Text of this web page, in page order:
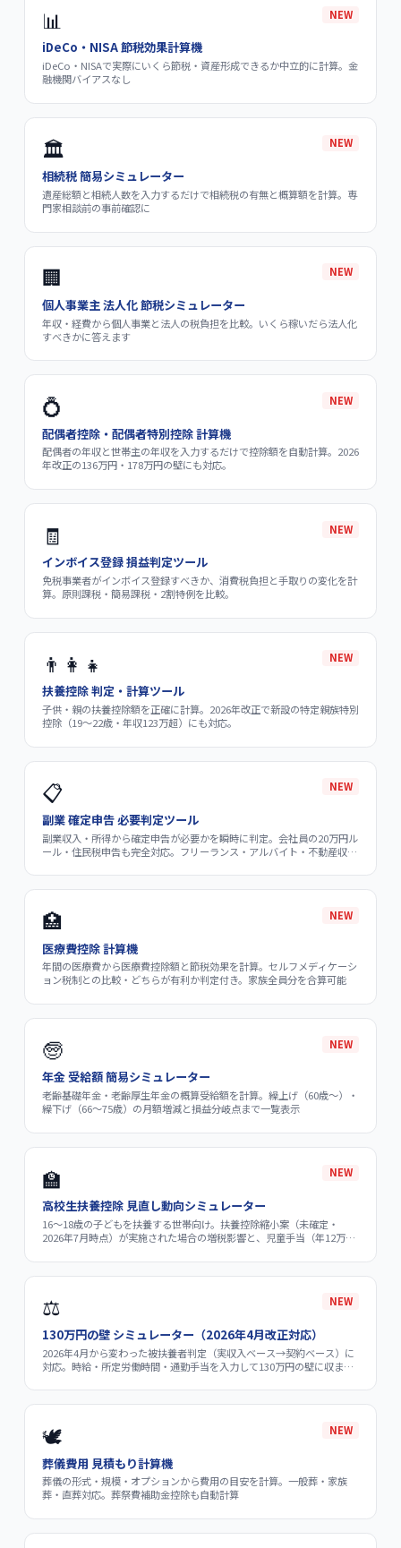
📊 NEW
iDeCo・NISA 節税効果計算機
iDeCo・NISAで実際にいくら節税・資産形成できるか中立的に計算。金
融機関バイアスなし
🏛️ NEW
相続税 簡易シミュレーター
遺産総額と相続人数を入力するだけで相続税の有無と概算額を計算。専
門家相談前の事前確認に
🏢 NEW
個人事業主 法人化 節税シミュレーター
年収・経費から個人事業と法人の税負担を比較。いくら稼いだら法人化
すべきかに答えます
💍 NEW
配偶者控除・配偶者特別控除 計算機
配偶者の年収と世帯主の年収を入力するだけで控除額を自動計算。2026
年改正の136万円・178万円の壁にも対応。
🧾 NEW
インボイス登録 損益判定ツール
免税事業者がインボイス登録すべきか、消費税負担と手取りの変化を計
算。原則課税・簡易課税・2割特例を比較。
👨‍👩‍👧 NEW
扶養控除 判定・計算ツール
子供・親の扶養控除額を正確に計算。2026年改正で新設の特定親族特別
控除（19〜22歳・年収123万超）にも対応。
📋 NEW
副業 確定申告 必要判定ツール
副業収入・所得から確定申告が必要かを瞬時に判定。会社員の20万円ル
ール・住民税申告も完全対応。フリーランス・アルバイト・不動産収入
🏥 NEW
医療費控除 計算機
年間の医療費から医療費控除額と節税効果を計算。セルフメディケーシ
ョン税制との比較・どちらが有利か判定付き。家族全員分を合算可能
🧓 NEW
年金 受給額 簡易シミュレーター
老齢基礎年金・老齢厚生年金の概算受給額を計算。繰上げ（60歳〜）・
繰下げ（66〜75歳）の月額増減と損益分岐点まで一覧表示
🏫 NEW
高校生扶養控除 見直し動向シミュレーター
16〜18歳の子どもを扶養する世帯向け。扶養控除縮小案（未確定・
2026年7月時点）が実施された場合の増税影響と、児童手当（年12万円/
⚖️ NEW
130万円の壁 シミュレーター（2026年4月改正対応）
2026年4月から変わった被扶養者判定（実収入ベース→契約ベース）に
対応。時給・所定労働時間・通勤手当を入力して130万円の壁に収まる
🕊️ NEW
葬儀費用 見積もり計算機
葬儀の形式・規模・オプションから費用の目安を計算。一般葬・家族
葬・直葬対応。葬祭費補助金控除も自動計算